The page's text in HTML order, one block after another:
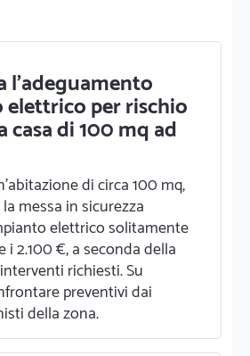
l'adeguamento
per rischio
casa di 100 mq ad
di circa 100 mq,
messa in sicurezza
elettrico solitamente
i 2.100 €, a seconda della
richiesti. Su
preventivi dai
della zona.